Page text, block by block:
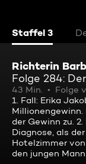
Staffel 3
Richterin
Folge 284:
43 Min. Folge
1. Fall: Erika
der Gewinn zu.
Diagnose, als
Hotelzimmer
den jungen